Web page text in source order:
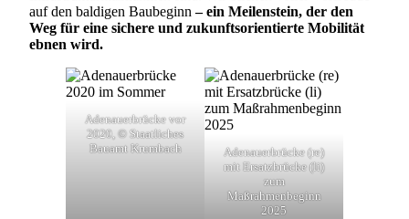
auf den baldigen Baubeginn– ein Meilenstein, der den
Weg für eine sichere und zukunftsorientierte Mobilität
ebnen wird.
Adenauerbrücke vor
2020, © Staatliches
Bauamt Krumbach
Adenauerbrücke (re)
mit Ersatzbrücke (li)
zum
Maßrahmenbeginn
2025